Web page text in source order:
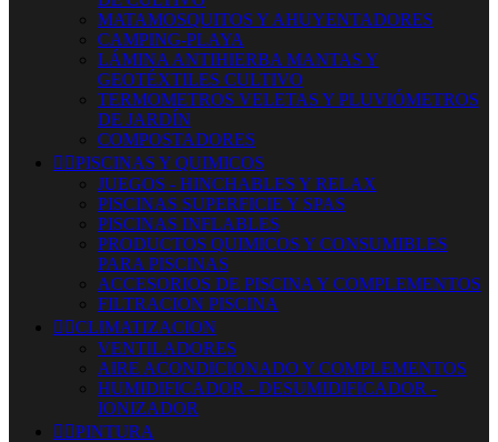
MATAMOSQUITOS Y AHUYENTADORES
CAMPING-PLAYA
LÁMINA ANTIHIERBA MANTAS Y
GEOTÉXTILES CULTIVO
TERMOMETROS VELETAS Y PLUVIÓMETROS
DE JARDÍN
COMPOSTADORES
 PISCINAS Y QUIMICOS
JUEGOS - HINCHABLES Y RELAX
PISCINAS SUPERFICIE Y SPAS
PISCINAS INFLABLES
PRODUCTOS QUIMICOS Y CONSUMIBLES
PARA PISCINAS
ACCESORIOS DE PISCINA Y COMPLEMENTOS
FILTRACION PISCINA
 CLIMATIZACION
VENTILADORES
AIRE ACONDICIONADO Y COMPLEMENTOS
HUMIDIFICADOR - DESUMIDIFICADOR -
IONIZADOR
 PINTURA